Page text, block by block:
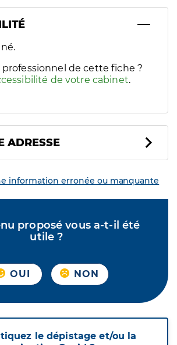
ou plusieurs handicaps/besoins
professionnel de cette fiche ?
de votre cabinet.
ADRESSE
information erronée ou manquante
proposé vous a-t-il été
utile ?
OUI NON
le dépistage et/ou la